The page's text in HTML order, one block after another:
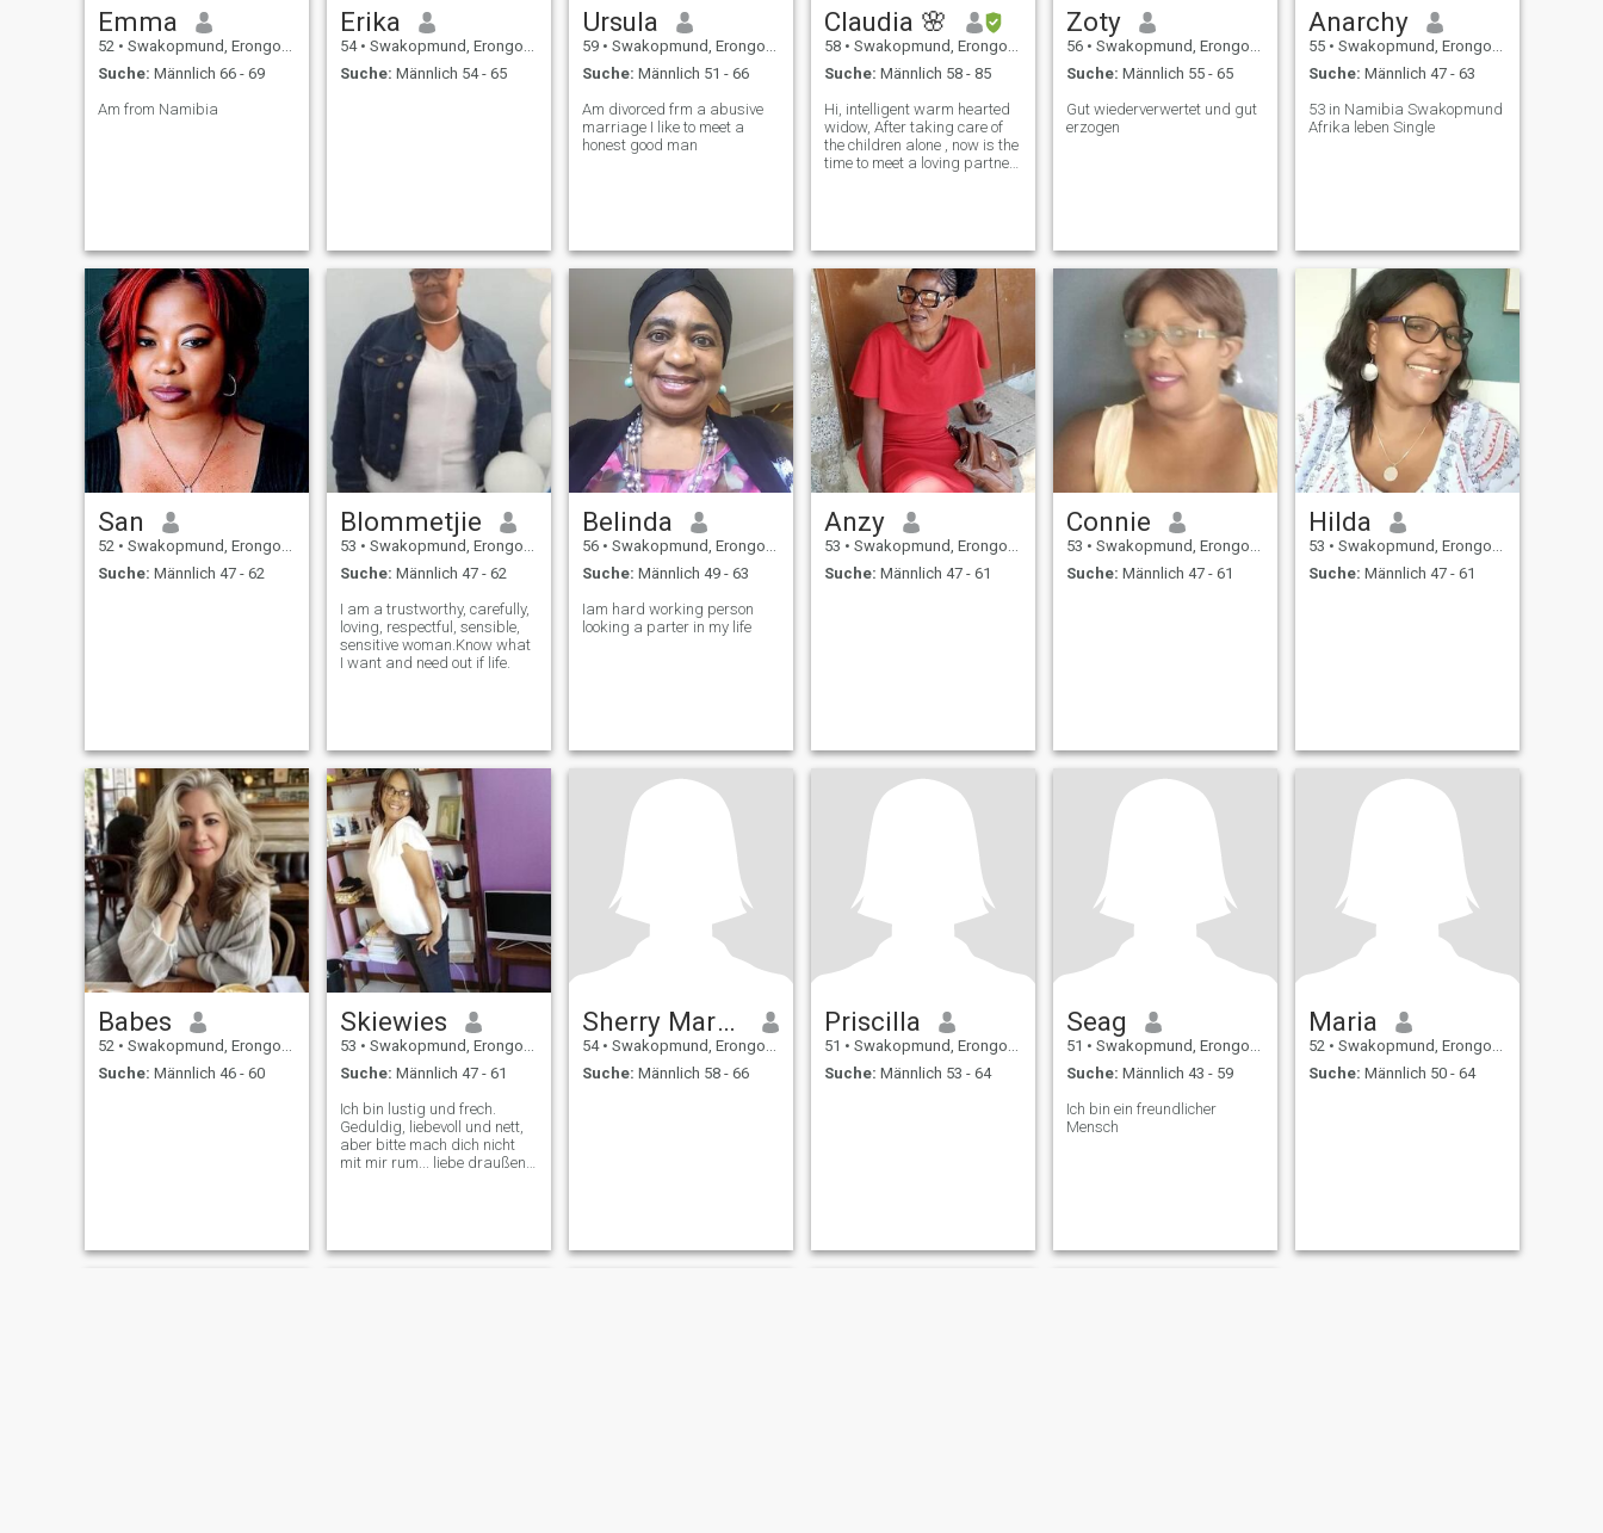
Emma
52 • Swakopmund, Erongo, Namibia
Suche: Männlich 66 - 69
Am from Namibia
Erika
54 • Swakopmund, Erongo, Namibia
Suche: Männlich 54 - 65
Ursula
59 • Swakopmund, Erongo, Namibia
Suche: Männlich 51 - 66
Am divorced frm a abusive
marriage I like to meet a
honest good man
Claudia 🌸
58 • Swakopmund, Erongo, Namibia
Suche: Männlich 58 - 85
Hi, intelligent warm hearted
widow, After taking care of
the children alone , now is the
time to meet a loving partner
Zoty
56 • Swakopmund, Erongo, Namibia
Suche: Männlich 55 - 65
Gut wiederverwertet und gut
erzogen
Anarchy
55 • Swakopmund, Erongo, Namibia
Suche: Männlich 47 - 63
53 in Namibia Swakopmund
Afrika leben Single
San
52 • Swakopmund, Erongo, Namibia
Suche: Männlich 47 - 62
Blommetjie
53 • Swakopmund, Erongo, Namibia
Suche: Männlich 47 - 62
I am a trustworthy, carefully,
loving, respectful, sensible,
sensitive woman.Know what
I want and need out if life.
Belinda
56 • Swakopmund, Erongo, Namibia
Suche: Männlich 49 - 63
Iam hard working person
looking a parter in my life
Anzy
53 • Swakopmund, Erongo, Namibia
Suche: Männlich 47 - 61
Connie
53 • Swakopmund, Erongo, Namibia
Suche: Männlich 47 - 61
Hilda
53 • Swakopmund, Erongo, Namibia
Suche: Männlich 47 - 61
Babes
52 • Swakopmund, Erongo, Namibia
Suche: Männlich 46 - 60
Skiewies
53 • Swakopmund, Erongo, Namibia
Suche: Männlich 47 - 61
Ich bin lustig und frech.
Geduldig, liebevoll und nett,
aber bitte mach dich nicht
mit mir rum... liebe draußen,
Sherry Martins
54 • Swakopmund, Erongo, Namibia
Suche: Männlich 58 - 66
Priscilla
51 • Swakopmund, Erongo, Namibia
Suche: Männlich 53 - 64
Seag
51 • Swakopmund, Erongo, Namibia
Suche: Männlich 43 - 59
Ich bin ein freundlicher
Mensch
Maria
52 • Swakopmund, Erongo, Namibia
Suche: Männlich 50 - 64